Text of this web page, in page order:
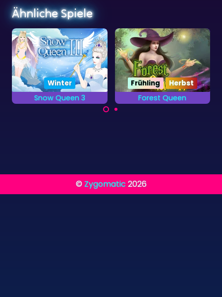
Ähnliche Spiele
Forest Queen
Frühling Herbst
Weihnachtsbuster
Kein Zeitlimit
Weihnachten
© Zygomatic 2026